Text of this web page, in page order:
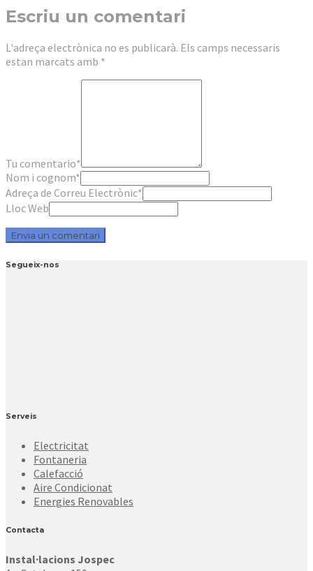
Escriu un comentari
L'adreça electrònica no es publicarà. Els camps necessaris
estan marcats amb *
Tu comentario*
Nom i cognom*
Adreça de Correu Electrònic*
Lloc Web
Segueix-nos
Serveis
Electricitat
Fontaneria
Calefacció
Aire Condicionat
Energies Renovables
Contacta
Instal·lacions Jospec